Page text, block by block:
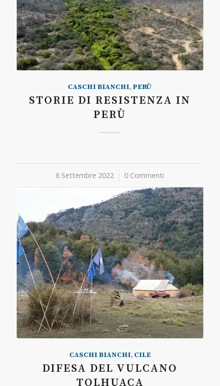
CASCHI BIANCHI, PERÙ
STORIE DI RESISTENZA IN
PERÙ
6 Settembre 2022
/ 0 Commenti
CASCHI BIANCHI, CILE
DIFESA DEL VULCANO
TOLHUACA